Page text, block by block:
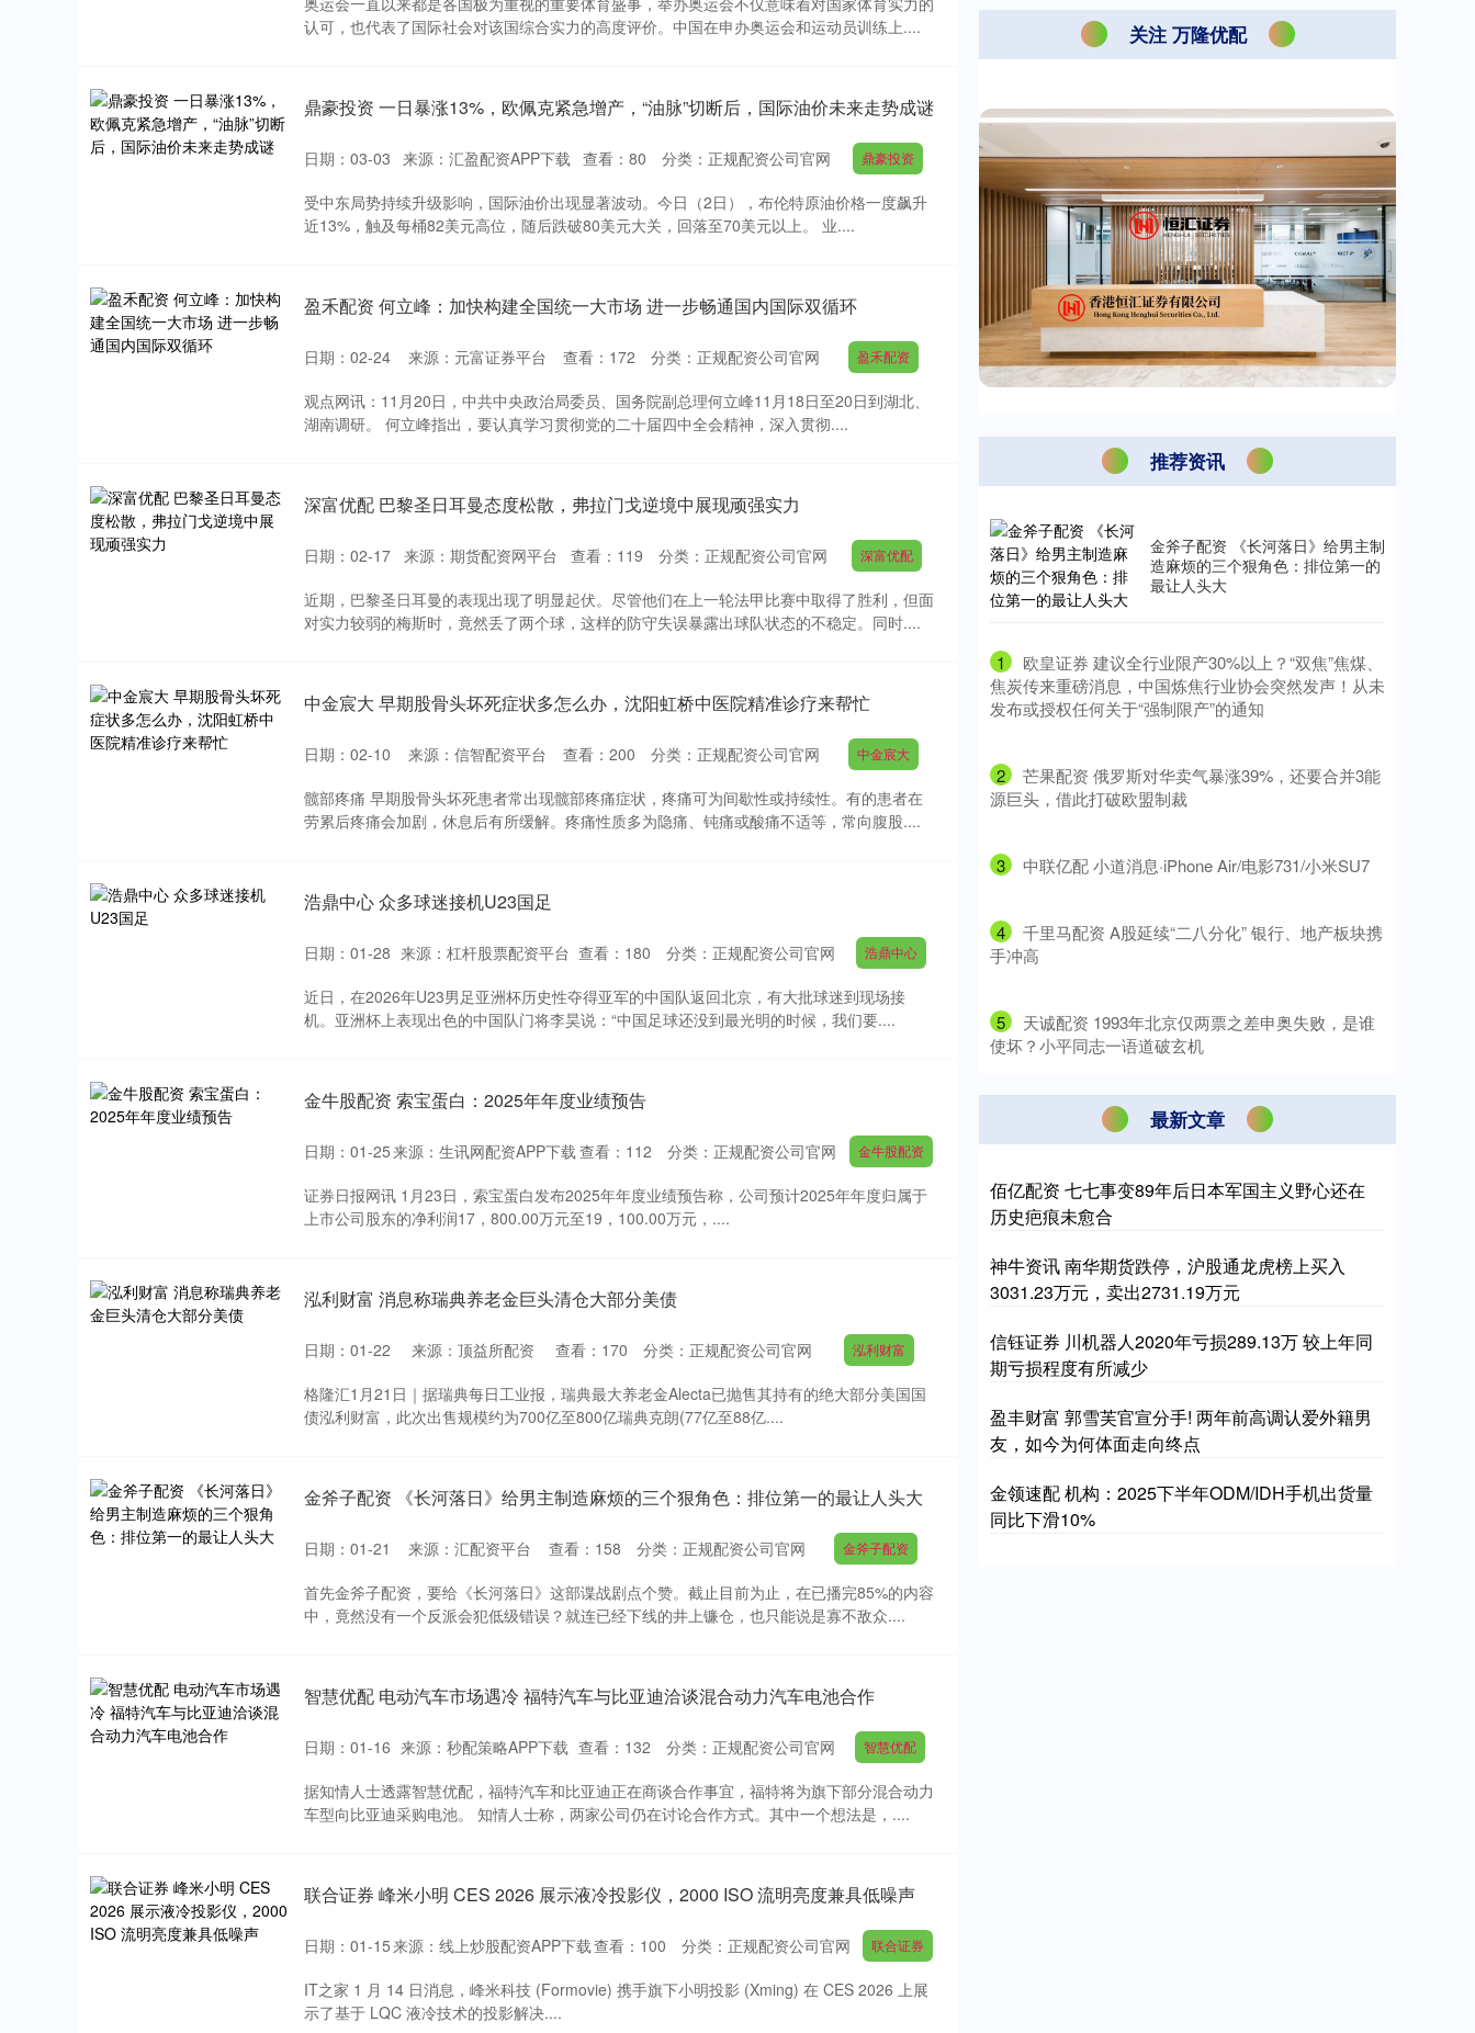
认可，也代表了国际社会对该国综合实力的高度评价。中国在申办奥运会和运动员训练上....
鼎豪投资 一日暴涨13%，欧佩克紧急增产，“油脉”切断后，国际油价未来走势成谜
日期：03-03 来源：汇盈配资APP下载 查看： 80 分类： 正规配资公司官网 鼎豪投资
受中东局势持续升级影响，国际油价出现显著波动。今日（2日），布伦特原油价格一度飙升
近13%，触及每桶82美元高位，随后跌破80美元大关，回落至70美元以上。 业....
盈禾配资 何立峰：加快构建全国统一大市场 进一步畅通国内国际双循环
日期：02-24 来源：元富证券平台 查看： 172 分类： 正规配资公司官网 盈禾配资
观点网讯：11月20日，中共中央政治局委员、国务院副总理何立峰11月18日至20日到湖北、
湖南调研。 何立峰指出，要认真学习贯彻党的二十届四中全会精神，深入贯彻....
深富优配 巴黎圣日耳曼态度松散，弗拉门戈逆境中展现顽强实力
日期：02-17 来源：期货配资网平台 查看： 119 分类： 正规配资公司官网 深富优配
近期，巴黎圣日耳曼的表现出现了明显起伏。尽管他们在上一轮法甲比赛中取得了胜利，但面
对实力较弱的梅斯时，竟然丢了两个球，这样的防守失误暴露出球队状态的不稳定。同时....
中金宸大 早期股骨头坏死症状多怎么办，沈阳虹桥中医院精准诊疗来帮忙
日期：02-10 来源：信智配资平台 查看： 200 分类： 正规配资公司官网 中金宸大
髋部疼痛 早期股骨头坏死患者常出现髋部疼痛症状，疼痛可为间歇性或持续性。有的患者在
劳累后疼痛会加剧，休息后有所缓解。疼痛性质多为隐痛、钝痛或酸痛不适等，常向腹股....
浩鼎中心 众多球迷接机U23国足
日期：01-28 来源：杠杆股票配资平台 查看： 180 分类： 正规配资公司官网 浩鼎中心
近日，在2026年U23男足亚洲杯历史性夺得亚军的中国队返回北京，有大批球迷到现场接
机。亚洲杯上表现出色的中国队门将李昊说：“中国足球还没到最光明的时候，我们要....
金牛股配资 索宝蛋白：2025年年度业绩预告
日期：01-25来源：生讯网配资APP下载查看： 112 分类： 正规配资公司官网 金牛股配资
证券日报网讯 1月23日，索宝蛋白发布2025年年度业绩预告称，公司预计2025年年度归属于
上市公司股东的净利润17，800.00万元至19，100.00万元，....
泓利财富 消息称瑞典养老金巨头清仓大部分美债
日期：01-22 来源：顶益所配资 查看： 170 分类： 正规配资公司官网 泓利财富
格隆汇1月21日｜据瑞典每日工业报，瑞典最大养老金Alecta已抛售其持有的绝大部分美国国
债泓利财富，此次出售规模约为700亿至800亿瑞典克朗(77亿至88亿....
金斧子配资 《长河落日》给男主制造麻烦的三个狠角色：排位第一的最让人头大
日期：01-21 来源：汇配资平台 查看： 158 分类： 正规配资公司官网 金斧子配资
首先金斧子配资，要给《长河落日》这部谍战剧点个赞。截止目前为止，在已播完85%的内容
中，竟然没有一个反派会犯低级错误？就连已经下线的井上镰仓，也只能说是寡不敌众....
智慧优配 电动汽车市场遇冷 福特汽车与比亚迪洽谈混合动力汽车电池合作
日期：01-16 来源：秒配策略APP下载 查看： 132 分类： 正规配资公司官网 智慧优配
据知情人士透露智慧优配，福特汽车和比亚迪正在商谈合作事宜，福特将为旗下部分混合动力
车型向比亚迪采购电池。 知情人士称，两家公司仍在讨论合作方式。其中一个想法是，....
联合证券 峰米小明 CES 2026 展示液冷投影仪，2000 ISO 流明亮度兼具低噪声
日期：01-15来源：线上炒股配资APP下载查看： 100 分类： 正规配资公司官网 联合证券
IT之家 1 月 14 日消息，峰米科技 (Formovie) 携手旗下小明投影 (Xming) 在 CES 2026 上展
示了基于 LQC 液冷技术的投影解决....
关注 万隆优配
推荐资讯
金斧子配资 《长河落日》给男主制
造麻烦的三个狠角色：排位第一的
最让人头大
1
​欧皇证券 建议全行业限产30%以上？“双焦”焦煤、
焦炭传来重磅消息，中国炼焦行业协会突然发声！从未
发布或授权任何关于“强制限产”的通知
2
​芒果配资 俄罗斯对华卖气暴涨39%，还要合并3能
源巨头，借此打破欧盟制裁
3 ​中联亿配 小道消息·iPhone Air/电影731/小米SU7
4
​千里马配资 A股延续“二八分化” 银行、地产板块携
手冲高
5
​天诚配资 1993年北京仅两票之差申奥失败，是谁
使坏？小平同志一语道破玄机
最新文章
佰亿配资 七七事变89年后日本军国主义野心还在
历史疤痕未愈合
神牛资讯 南华期货跌停，沪股通龙虎榜上买入
3031.23万元，卖出2731.19万元
信钰证券 川机器人2020年亏损289.13万 较上年同
期亏损程度有所减少
盈丰财富 郭雪芙官宣分手! 两年前高调认爱外籍男
友，如今为何体面走向终点
金领速配 机构：2025下半年ODM/IDH手机出货量
同比下滑10%